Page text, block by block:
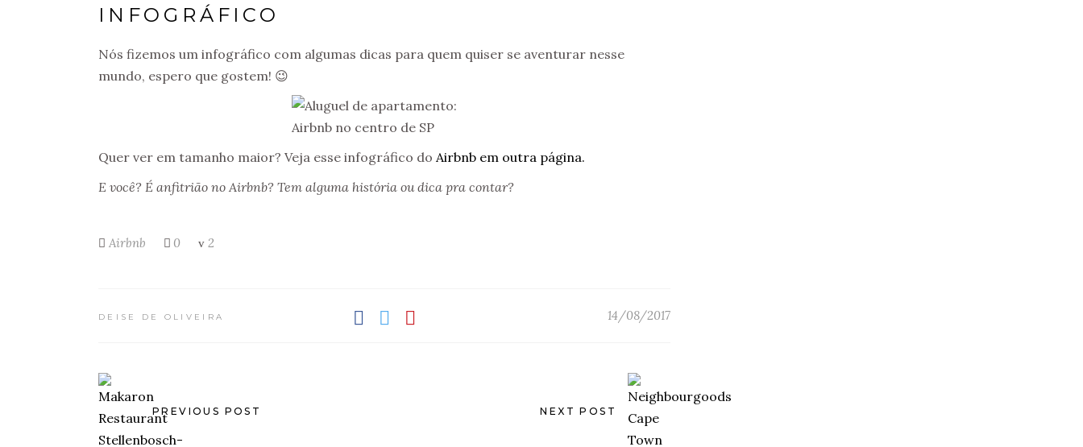
INFOGRÁFICO
Nós fizemos um infográfico com algumas dicas para quem quiser se aventurar nesse
mundo, espero que gostem! 😉
Quer ver em tamanho maior? Veja esse infográfico do Airbnb em outra página.
E você? É anfitrião no Airbnb? Tem alguma história ou dica pra contar?
Airbnb 0 2
DEISE DE OLIVEIRA 14/08/2017
PREVIOUS POST NEXT POST